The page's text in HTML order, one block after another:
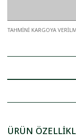
TAHMİNİ KARGOYA
ÜRÜN